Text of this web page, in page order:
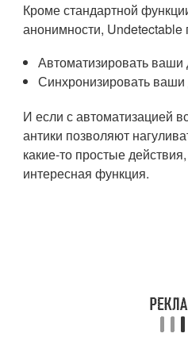
Кроме стандартной
анонимности, Undetectable
Автоматизировать ваши
Синхронизировать ваши
И если с автоматизацией
антики позволяют
какие-то простые
интересная функция.